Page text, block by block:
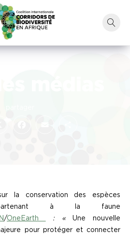
la conservation des espèces
à la faune
/OneEarth : «Une nouvelle
pour protéger et connecter